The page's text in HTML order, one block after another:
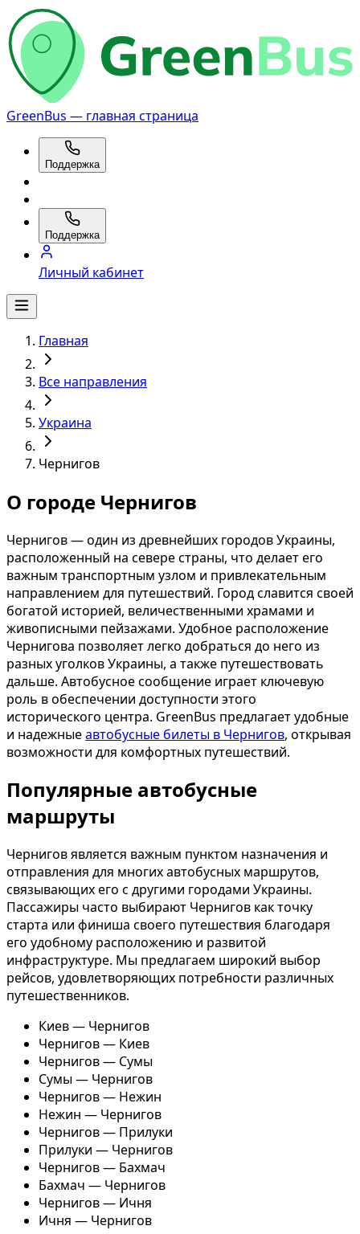
GreenBus — главная страница
Поддержка
Поддержка
Личный кабинет
Главная
Все направления
Украина
Чернигов
О городе Чернигов
Чернигов — один из древнейших городов Украины,
расположенный на севере страны, что делает его
важным транспортным узлом и привлекательным
направлением для путешествий. Город славится своей
богатой историей, величественными храмами и
живописными пейзажами. Удобное расположение
Чернигова позволяет легко добраться до него из
разных уголков Украины, а также путешествовать
дальше. Автобусное сообщение играет ключевую
роль в обеспечении доступности этого
исторического центра. GreenBus предлагает удобные
и надежныеавтобусные билеты в Чернигов, открывая
возможности для комфортных путешествий.
Популярные автобусные
маршруты
Чернигов является важным пунктом назначения и
отправления для многих автобусных маршрутов,
связывающих его с другими городами Украины.
Пассажиры часто выбирают Чернигов как точку
старта или финиша своего путешествия благодаря
его удобному расположению и развитой
инфраструктуре. Мы предлагаем широкий выбор
рейсов, удовлетворяющих потребности различных
путешественников.
Киев — Чернигов
Чернигов — Киев
Чернигов — Сумы
Сумы — Чернигов
Чернигов — Нежин
Нежин — Чернигов
Чернигов — Прилуки
Прилуки — Чернигов
Чернигов — Бахмач
Бахмач — Чернигов
Чернигов — Ичня
Ичня — Чернигов